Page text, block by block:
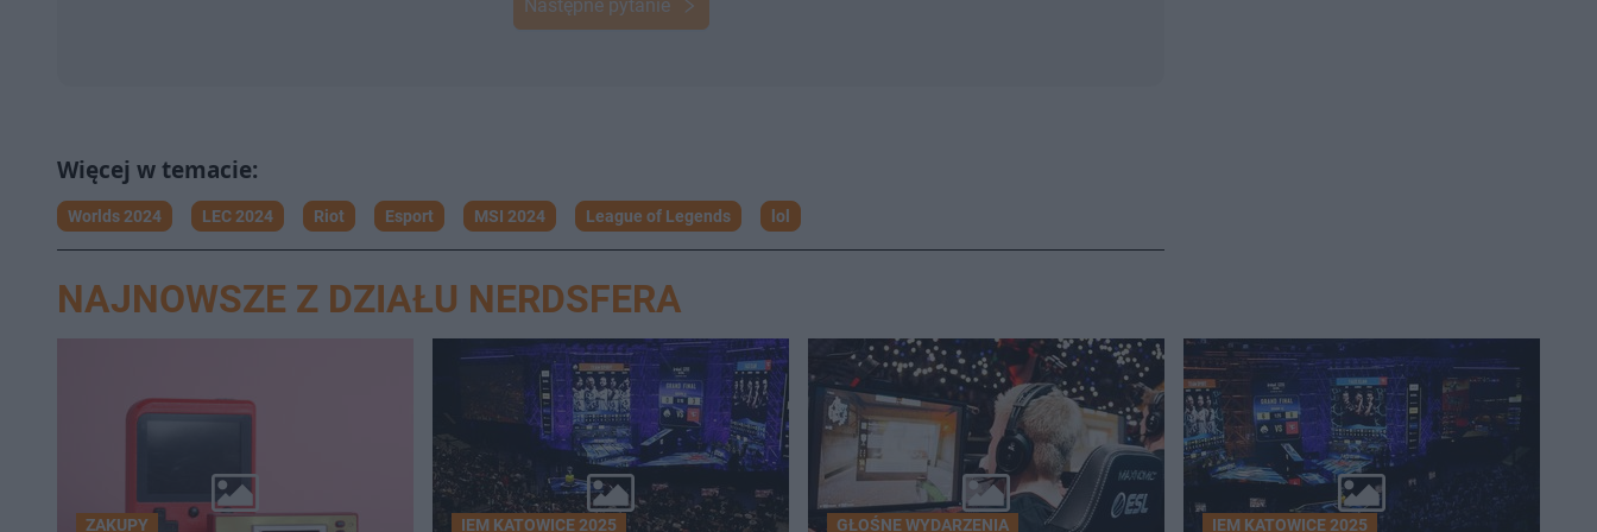
Następne pytanie
Worlds 2024 LEC 2024 Riot Esport MSI 2024 League of Legends lol
NAJNOWSZE Z DZIAŁU NERDSFERA
ZAKUPY IEM KATOWICE 2025 GŁOŚNE WYDARZENIA IEM KATOWICE 2025